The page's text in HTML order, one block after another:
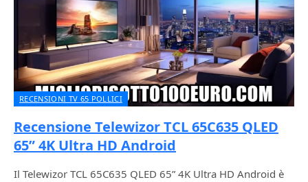
RECENSIONI TV 65 POLLICI
Recensione Telewizor TCL 65C635 QLED
65” 4K Ultra HD Android
Il Telewizor TCL 65C635 QLED 65” 4K Ultra HD Android è